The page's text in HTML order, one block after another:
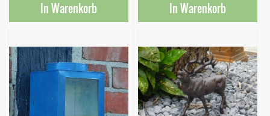
In Warenkorb In Warenkorb